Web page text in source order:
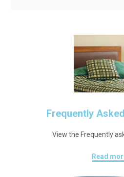
Frequently
View the Frequently
Read